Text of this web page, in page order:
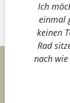
Ich
einmal
keinen
Rad
nach